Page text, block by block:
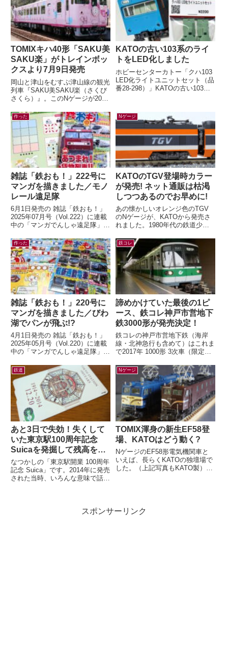
TOMIXキハ40形「SAKU美
SAKU楽」がトレインボッ
クスより7月9日発売
岡山と津山をむすぶ津山線の観光
列車『SAKU美SAKU楽（さくび
さくら）』。このNゲージが2026
ックスにて限定販売されます...
KATOの古い103系のライ
トをLED化しました
ホビーセンターカトー「クハ103
LED化ライトユニットセット（品
番28-298）」KATOの古い103系
作った
雑誌「鉄おも！」222号に
マンガを描きました／モノ
レール遠足隊
6月1日発売の 雑誌「鉄おも！」
2025年07月号（Vol.222）に連載
中の「マンガでんしゃ遠足隊」最
がる？ぶらさがる？それゆけ...
Nゲージ
KATOのTGV登場時カラー
が発売! ネット通販は枯渇
しつつあるのでお早めに!
あの懐かしいオレンジ色のTGV
のNゲージが、KATOから発売さ
れました。1980年代の鉄道少年
ったのが、この初代TGV。フラ
ンスの...
作った
雑誌「鉄おも！」220号に
マンガを描きました／びわ
湖でパンが飛ぶ!?
4月1日発売の 雑誌「鉄おも！」
2025年05月号（Vol.220）に連載
中の「マンガでんしゃ遠足隊」最
湖のしっぽでパンが飛んだ！...
鉄コレ
諦めかけていた最後の1ピ
ース、鉄コレ神戸市営地下
鉄3000形が発売決定！
鉄コレの神戸市営地下鉄（海岸
線・北神急行も含めて）はこれま
で2017年 1000形 3次車（限定）
定）2020年 6000形...
鉄道
あと3日で失効！失くして
いた東京駅100周年記念
Suicaを発掘して残高を確
認したら…
なつかしの「東京駅開業 100周年
記念 Suica」です。2014年に発売
された当時、いろんな意味で話題
Nゲージ
TOMIX渾身の新生EF58登
場、KATOはどう動く?
NゲージのEF58形電気機関車と
いえば、長らくKATOの独壇場で
した。（上記写真もKATO製）す
スポンサーリンク